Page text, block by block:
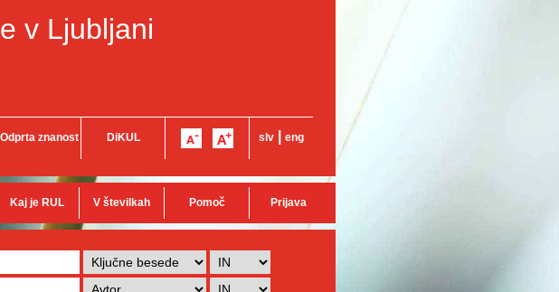
v Ljubljani
Odprta znanost DiKUL slv eng
Kaj je RUL V številkah Pomoč Prijava